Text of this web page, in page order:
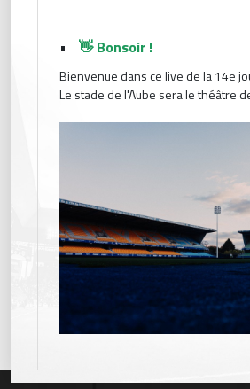
• 👋 Bonsoir !
Bienvenue dans ce live de la 14e
Le stade de l'Aube sera le théâtre